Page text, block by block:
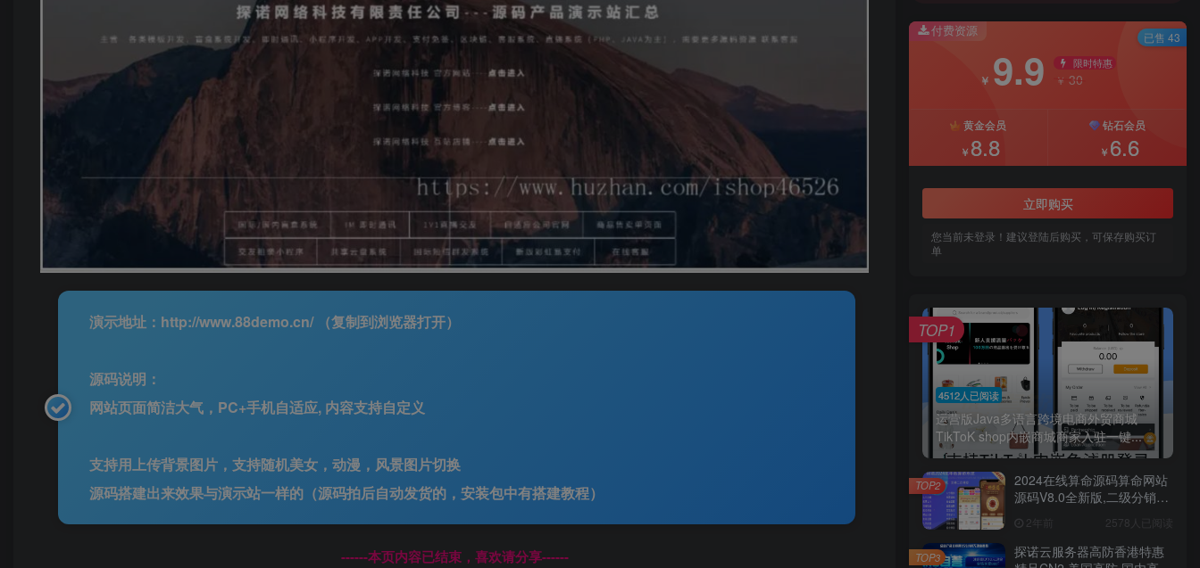
演示地址：http://www.88demo.cn/ （复制到浏览器打开）
源码说明：
网站页面简洁大气，PC+手机自适应, 内容支持自定义
支持用上传背景图片，支持随机美女，动漫，风景图片切换
源码搭建出来效果与演示站一样的（源码拍后自动发货的，安装包中有搭建教程）
------本页内容已结束，喜欢请分享------
赞助本站即可永久会员
付费资源
￥ 9.9 限时特惠
￥ 30
黄金会员
￥ 8.8
钻石会员
￥ 6.6
立即购买
您当前未登录！建议登陆后购买，可保存购买订
单
已售 43
4512人已阅读
运营版Java多语言跨境电商外贸商城
TikToK shop内嵌商城商家入驻一键...
TOP1
2024在线算命源码算命网站
源码V8.0全新版,二级分销系
虎皮椒个人免签支付接口
2年前 2578人已阅读
TOP2
探诺云服务器高防香港特惠
TOP3